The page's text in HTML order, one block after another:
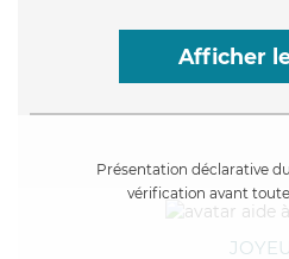
Afficher
Présentation déclarative
vérification avant